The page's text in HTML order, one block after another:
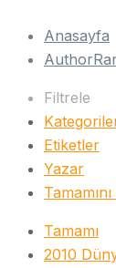
Anasayfa
Filtrele
Etiketler
Yazar
Tamamı
2010